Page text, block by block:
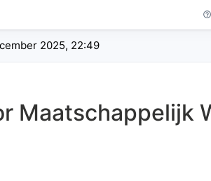
2025, 22:49
Maatschappelijk